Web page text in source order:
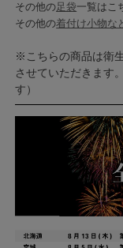
その他の足袋一覧はこ
その他の着付け小物な
※こちらの商品は衛
させていただきます
す）